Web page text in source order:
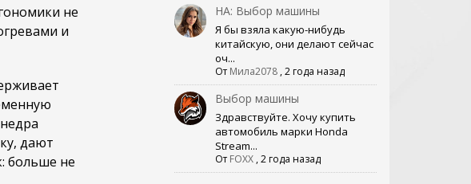
не
и
дают
больше не
НА: Выбор машины
Я бы взяла какую-нибудь
китайскую, они делают сейчас
оч...
От Мила2078,2 года назад
Выбор машины
Здравствуйте. Хочу купить
автомобиль марки Honda
Stream...
От FOXX,2 года назад